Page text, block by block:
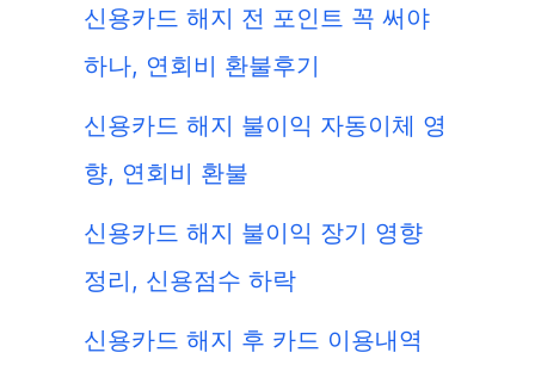
신용카드 해지 전 포인트 꼭 써야
하나, 연회비 환불후기
신용카드 해지 불이익 자동이체 영
향, 연회비 환불
신용카드 해지 불이익 장기 영향
정리, 신용점수 하락
신용카드 해지 후 카드 이용내역